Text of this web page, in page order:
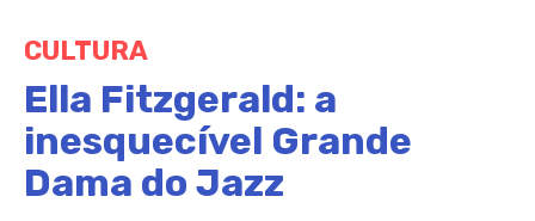
CULTURA
Ella Fitzgerald: a
inesquecível Grande
Dama do Jazz